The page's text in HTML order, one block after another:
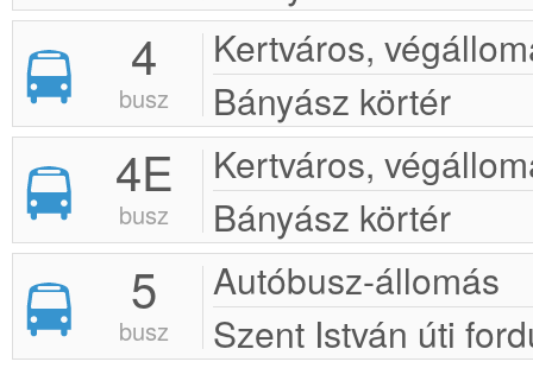
4
busz
Kertváros,
Bányász körtér
4E
busz
Kertváros,
Bányász körtér
5
busz
Autóbusz-állomás
Szent István úti